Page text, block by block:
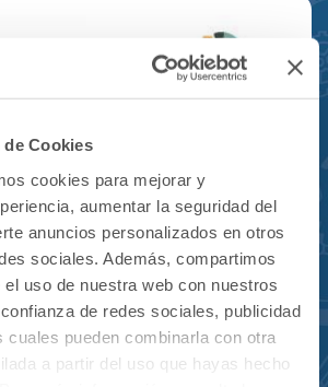
Cookies
cookies para mejorar y
aumentar la seguridad del
anuncios personalizados en otros
sociales. Además, compartimos
uso de nuestra web con nuestros
de redes sociales, publicidad
cuales pueden combinarla con otra
a partir del uso que hayas hecho